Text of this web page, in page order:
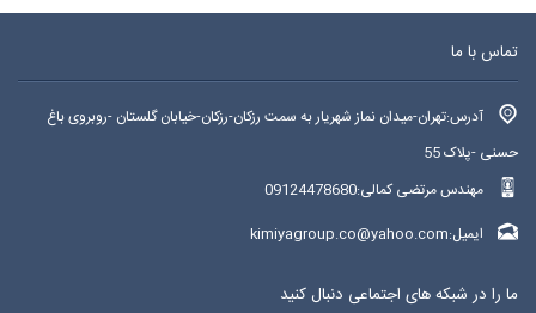
تماس با ما
آدرس:تهران-میدان نماز شهریار به سمت رزکان-رزکان-خیابان گلستان -روبروی باغ
حسنی -پلاک 55
مهندس مرتضی کمالی:09124478680
ایمیل:kimiyagroup.co@yahoo.com
ما را در شبکه های اجتماعی دنبال کنید